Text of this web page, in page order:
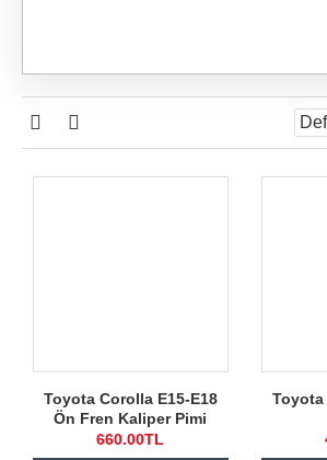
Toyota Corolla E15-E18
Ön Fren Kaliper Pimi
660.00TL